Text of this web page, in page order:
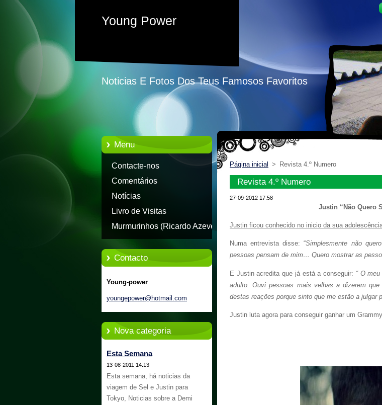
Young Power
Noticias E Fotos Dos Teus Famosos Favoritos
Menu
Contacte-nos
Comentários
Notícias
Livro de Visitas
Murmurinhos (Ricardo Azevedo)
Contacto
Young-power
youngepower@hotmail.com
Nova categoria
Esta Semana
13-08-2011 14:13
Esta semana, há noticias da
viagem de Sel e Justin para
Tokyo, Noticias sobre a Demi
Página inicial > Revista 4.º Numero
Revista 4.º Numero
27-09-2012 17:58
Justin “Não Quero
Justin ficou conhecido no inicio da sua
Numa entrevista disse: “Simplesmente não
pessoas pensam de mim… Quero mostrar as
E Justin acredita que já está a conseguir: “ O
adulto. Ouvi pessoas mais velhas a dizerem
destas reações porque sinto que me estão a julgar
Justin luta agora para conseguir ganhar um Grammy.